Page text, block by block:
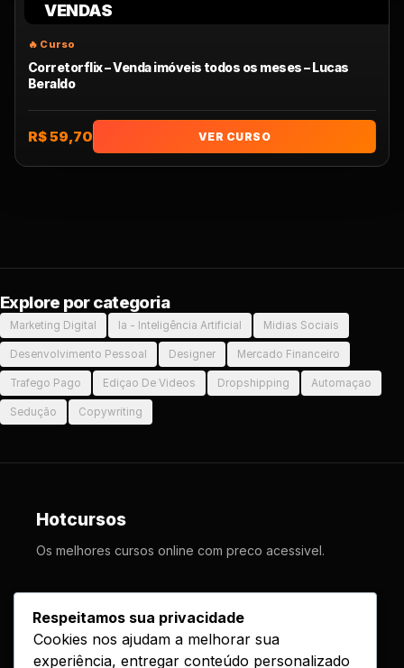
VENDAS
Corretorflix – Venda imóveis todos os meses – Lucas
Beraldo
R$ 59,70 VER CURSO
Explore por categoria
Marketing Digital Ia - Inteligência Artificial Midias Sociais
Desenvolvimento Pessoal Designer Mercado Financeiro
Trafego Pago Ediçao De Videos Dropshipping Automaçao
Sedução Copywriting
Hotcursos
Os melhores cursos online com preco acessivel.
Cursos
Respeitamos sua privacidade
Cookies nos ajudam a melhorar sua
experiência, entregar conteúdo personalizado